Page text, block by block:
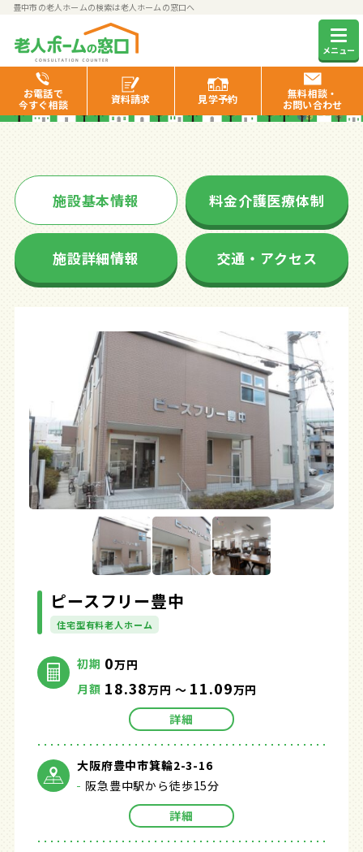
豊中市の老人ホームの検索は老人ホームの窓口へ
メニュー
お電話で
今すぐ相談
資料請求 見学予約
無料相談・
お問い合わせ
ピースフリー豊中
施設基本情報 料金介護医療体制
施設詳細情報 交通・アクセス
ピースフリー豊中
住宅型有料老人ホーム
初期 0万円
月額 18.38万円 ～ 11.09万円
詳細
大阪府豊中市箕輪2-3-16
阪急豊中駅から徒歩15分
詳細